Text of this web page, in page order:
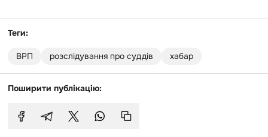
Теги:
ВРП розслідування про суддів хабар
Поширити публікацію: